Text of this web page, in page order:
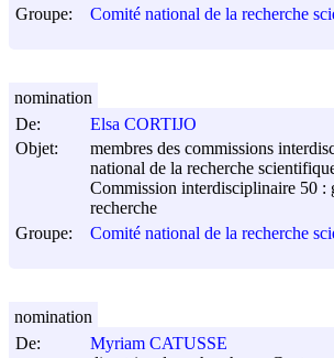
Groupe:
Comité national de la recherche
De:
Elsa CORTIJO
Objet:
membres des commissions
national de la recherche
Commission interdisciplinaire 50 :
recherche
Groupe:
Comité national de la recherche
nomination
De:
Myriam CATUSSE
nomination